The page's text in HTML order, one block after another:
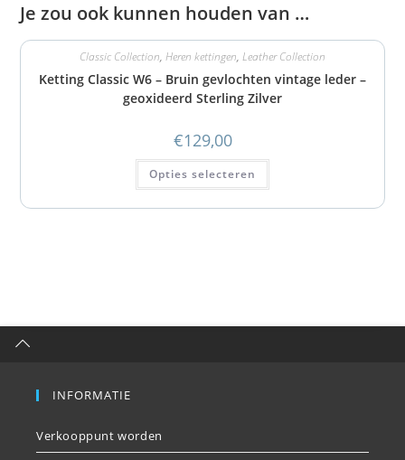
Je zou ook kunnen houden van …
Classic Collection, Heren kettingen, Leather Collection
Ketting Classic W6 – Bruin gevlochten vintage leder –
geoxideerd Sterling Zilver
€129,00
Opties selecteren
INFORMATIE
Verkooppunt worden